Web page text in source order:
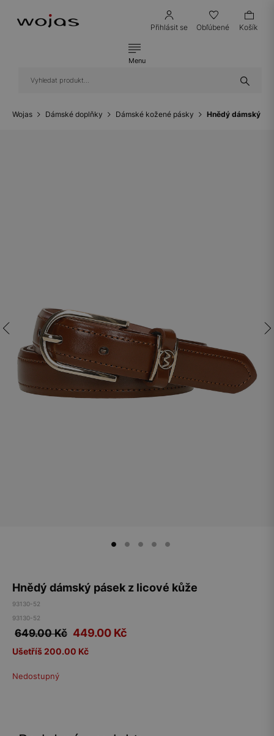
Přihlásit se Obľúbené Košík
Menu
Wojas Dámské doplňky Dámské kožené pásky Hnědý dámský
Hnědý dámský pásek z licové kůže
93130-52
93130-52
649.00 Kč 449.00 Kč
Ušetříš 200.00 Kč
Nedostupný